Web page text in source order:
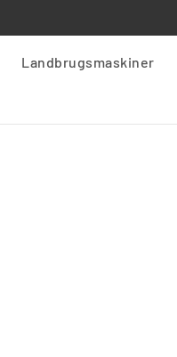
Landbrugsmaskiner